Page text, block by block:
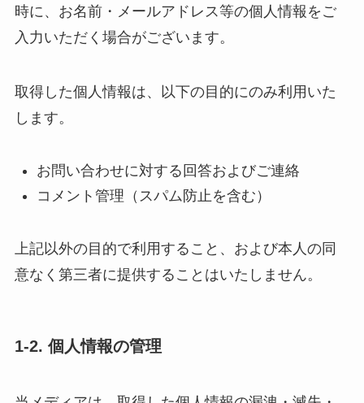
時に、お名前・メールアドレス等の個人情報をご
入力いただく場合がございます。
取得した個人情報は、以下の目的にのみ利用いた
します。
お問い合わせに対する回答およびご連絡
コメント管理（スパム防止を含む）
上記以外の目的で利用すること、および本人の同
意なく第三者に提供することはいたしません。
1-2. 個人情報の管理